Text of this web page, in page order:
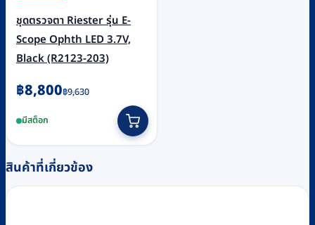
ชุดตรวจตา Riester รุ่น E-
Scope Ophth LED 3.7V,
Black (R2123-203)
฿9,630
Original
was:
฿9,630.
฿8,800
Current
is:
฿8,800.
มีสต็อก
สินค้าที่เกี่ยวข้อง